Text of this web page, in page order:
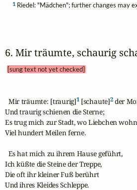
1Riedel: "Mädchen"; further changes may
6. Mir träumte, schaurig
[sung text not yet checked]
  Mir träumte: [traurig]
1 [schaute]2 der
Und traurig schienen die Sterne;
Es trug mich zur Stadt, wo Liebchen
Viel hundert Meilen ferne.
  Es hat mich zu ihrem Hause geführt,
Ich küßte die Steine der Treppe,
Die oft ihr kleiner Fuß berührt
Und ihres Kleides Schleppe.